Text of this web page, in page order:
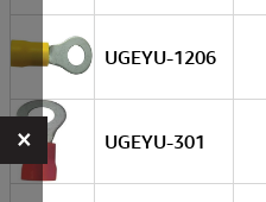
UGEYU-1206
UGEYU-301
×